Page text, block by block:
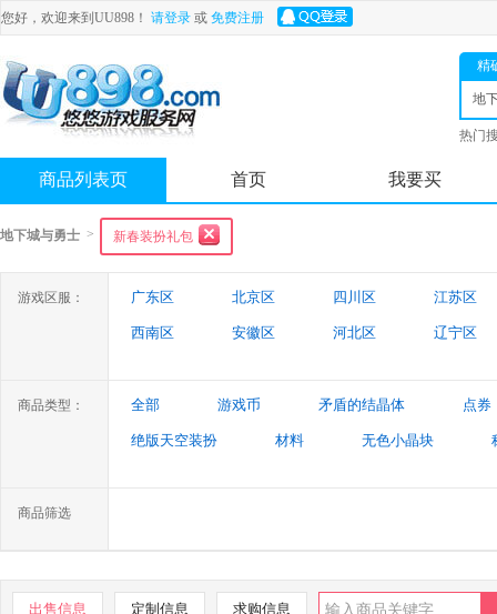
您好，欢迎来到UU898！ 请登录 或 免费注册
精
地
士
热门
商品列表页 首页 我要买
地下城与勇士 > 新春装扮礼包
游戏区服： 广东区 北京区 四川区 江苏区
西南区 安徽区 河北区 辽宁区
商品类型： 全部 游戏币 矛盾的结晶体 点券
绝版天空装扮 材料 无色小晶块
商品筛选
出售信息 定制信息 求购信息